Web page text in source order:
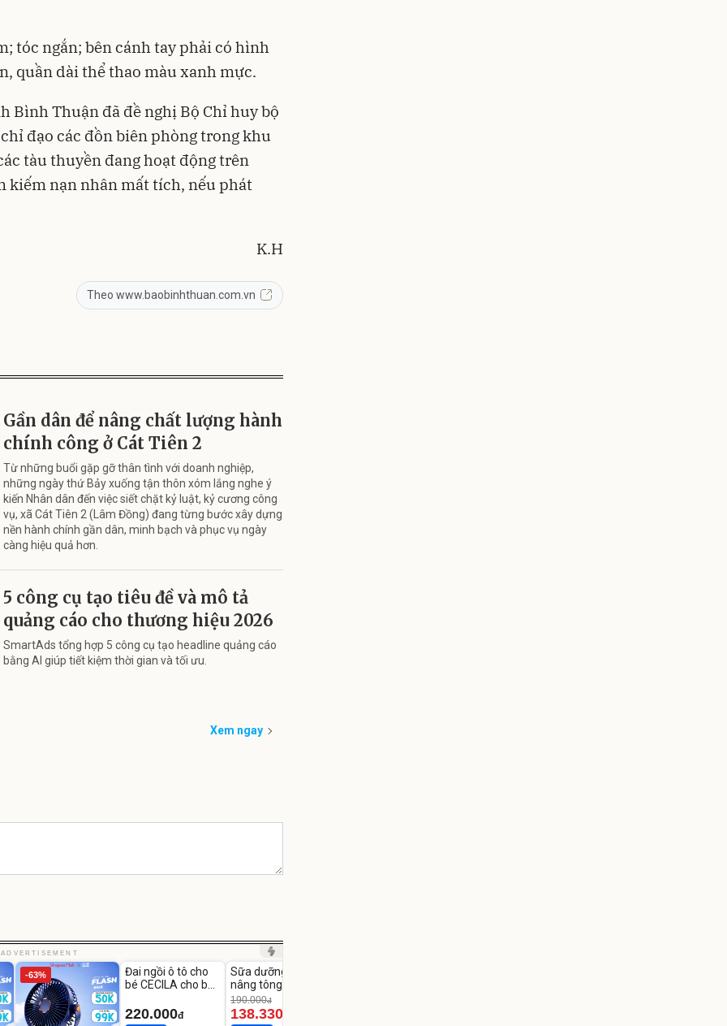
tóc ngắn; bên cánh tay phải có hình
quần dài thể thao màu xanh mực.
Bình Thuận đã đề nghị Bộ Chỉ huy bộ
đạo các đồn biên phòng trong khu
tàu thuyền đang hoạt động trên
kiếm nạn nhân mất tích, nếu phát
K.H
Theo www.baobinhthuan.com.vn
Gần dân để nâng chất lượng hành
chính công ở Cát Tiên 2
Từ những buổi gặp gỡ thân tình với doanh nghiệp,
những ngày thứ Bảy xuống tận thôn xóm lắng nghe ý
kiến Nhân dân đến việc siết chặt kỷ luật, kỷ cương công
vụ, xã Cát Tiên 2 (Lâm Đồng) đang từng bước xây dựng
nền hành chính gần dân, minh bạch và phục vụ ngày
càng hiệu quả hơn.
5 công cụ tạo tiêu đề và mô tả
quảng cáo cho thương hiệu 2026
SmartAds tổng hợp 5 công cụ tạo headline quảng cáo
bằng AI giúp tiết kiệm thời gian và tối ưu.
Xem ngay
ADVERTISEMENT
-63%
Đai ngồi ô tô cho
bé CECILA cho bé
220.000đ
-27%
Unmute
Sữa dưỡng thể
nâng tông tức thì
Vaseline Body
190.000đ
138.330